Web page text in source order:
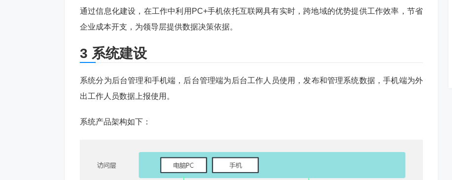
通过信息化建设，在工作中利用PC+手机依托互联网具有实时，跨地域的优势提供工作效率，节省
企业成本开支，为领导层提供数据决策依据。
3 系统建设
系统分为后台管理和手机端，后台管理端为后台工作人员使用，发布和管理系统数据，手机端为外
出工作人员数据上报使用。
系统产品架构如下：